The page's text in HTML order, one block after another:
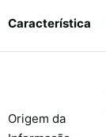
Característica
Origem da